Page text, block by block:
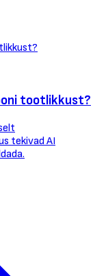
tootlikkust?
tekivad AI